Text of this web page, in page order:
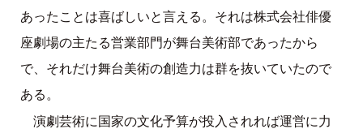
あったことは喜ばしいと言える。それは株式会社俳優
座劇場の主たる営業部門が舞台美術部であったから
で、それだけ舞台美術の創造力は群を抜いていたので
ある。
演劇芸術に国家の文化予算が投入されれば運営に力